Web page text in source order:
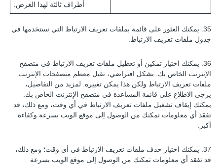
أطراف ثالثة لهذا الغرض.
35. يمكنك العثور على قائمة بملفات تعريف الارتباط التي نستخدمها في
جدول ملفات تعريف الارتباط.
36. يمكنك اختيار تمكين أو تعطيل ملفات تعريف الارتباط في متصفح
الإنترنت الخاص بك. بشكل افتراضي، تقبل معظم متصفحات الإنترنت
ملفات تعريف الارتباط ولكن هذا يمكن تغييره. لمزيد من التفاصيل،
يرجى الاطلاع على قائمة المساعدة في متصفح الإنترنت الخاص بك.
يمكنك إيقاف تشغيل ملفات تعريف الارتباط في أي وقت، ومع ذلك، قد
تفقد أي معلومات تمكنك من الوصول إلى موقع الويب بسرعة وكفاءة
أكبر.
37. يمكنك اختيار حذف ملفات تعريف الارتباط في أي وقت؛ ومع ذلك،
قد تفقد أي معلومات تمكنك من الوصول إلى موقع الويب بسرعة